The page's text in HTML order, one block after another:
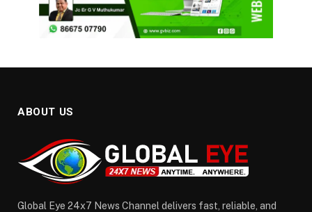
ABOUT US
Global Eye 24x7 News Channel delivers fast, reliable, and